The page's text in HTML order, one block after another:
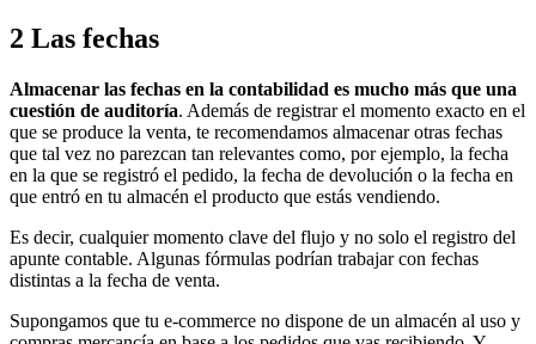
2 Las fechas
Almacenar las fechas en la contabilidad es mucho más que una
cuestión de auditoría. Además de registrar el momento exacto en el
que se produce la venta, te recomendamos almacenar otras fechas
que tal vez no parezcan tan relevantes como, por ejemplo, la fecha
en la que se registró el pedido, la fecha de devolución o la fecha en
que entró en tu almacén el producto que estás vendiendo.
Es decir, cualquier momento clave del flujo y no solo el registro del
apunte contable. Algunas fórmulas podrían trabajar con fechas
distintas a la fecha de venta.
Supongamos que tu e-commerce no dispone de un almacén al uso y